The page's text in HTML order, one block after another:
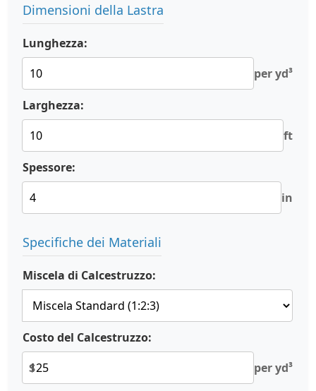
Dimensioni della Lastra
Lunghezza:
per yd³
Larghezza:
ft
Spessore:
in
Specifiche dei Materiali
Miscela di Calcestruzzo:
Costo del Calcestruzzo:
$
per yd³